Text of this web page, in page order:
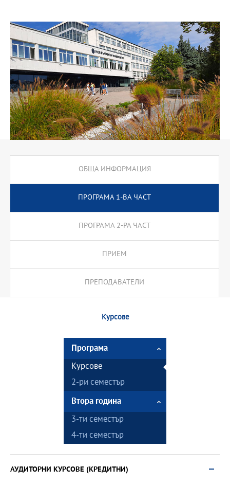
ОБЩА ИНФОРМАЦИЯ
ПРОГРАМА 1-ВА ЧАСТ
ПРОГРАМА 2-РА ЧАСТ
ПРИЕМ
ПРЕПОДАВАТЕЛИ
Курсове
Програма
Курсове
2-ри семестър
Втора година
3-ти семестър
4-ти семестър
АУДИТОРНИ КУРСОВЕ (КРЕДИТНИ)